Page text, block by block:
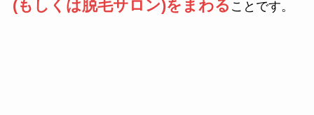
(もしくは脱毛サロン)をまわる ことです。